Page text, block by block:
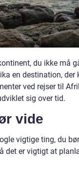
du ikke må
en destination,
ved rejser til
sig over tid.
vide
vigtige ting, du
det er vigtigt at